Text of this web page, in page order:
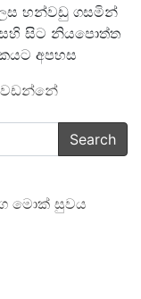
හන්වඩු ගසමින්
සිට නියපොත්ත
අපහස
මොක් සුවය